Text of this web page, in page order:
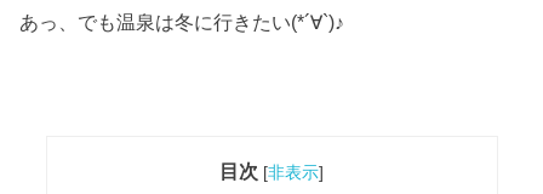
あっ、でも温泉は冬に行きたい(*´∀`)♪
目次 [非表示]